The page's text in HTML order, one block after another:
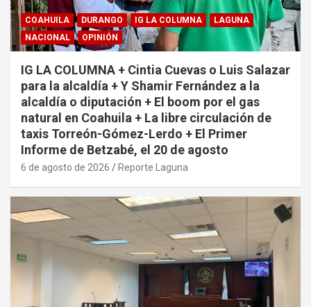
COAHUILA DURANGO IG LA COLUMNA
LAGUNA
NACIONAL
OPINIÓN
IG LA COLUMNA + Cintia Cuevas o Luis Salazar
para la alcaldía + Y Shamir Fernández a la
alcaldía o diputación + El boom por el gas
natural en Coahuila + La libre circulación de
taxis Torreón-Gómez-Lerdo + El Primer
Informe de Betzabé, el 20 de agosto
6 de agosto de 2026 Reporte Laguna